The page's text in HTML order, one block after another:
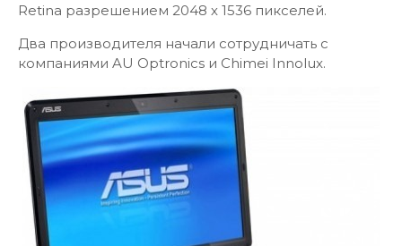
Retina разрешением 2048 х 1536 пикселей.
Два производителя начали сотрудничать с
компаниями AU Optronics и Chimei Innolux.